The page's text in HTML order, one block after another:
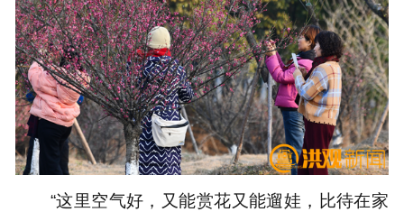
“这里空气好，又能赏花又能遛娃，比待在家